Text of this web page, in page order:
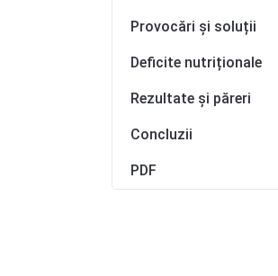
Provocări și soluții
Deficite nutriționale
Rezultate și păreri
Concluzii
PDF